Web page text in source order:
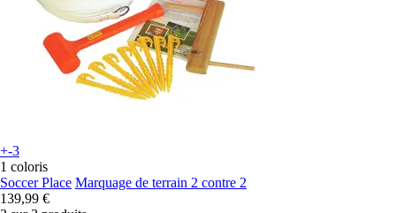
+-3
1 coloris
Soccer Place Marquage de terrain 2 contre 2
139,99 €